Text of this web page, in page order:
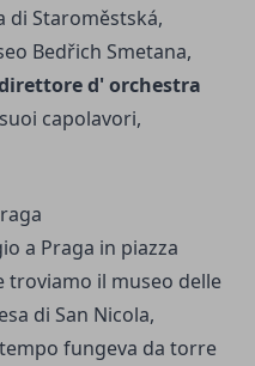
di Staroměstská,
Bedřich Smetana,
d' orchestra
capolavori,
a Praga in piazza
troviamo il museo delle
di San Nicola,
fungeva da torre